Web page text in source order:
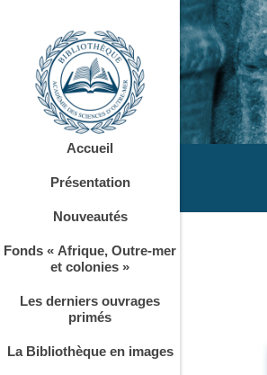
Accueil
Présentation
Nouveautés
Fonds « Afrique, Outre-mer
et colonies »
Les derniers ouvrages
primés
La Bibliothèque en images